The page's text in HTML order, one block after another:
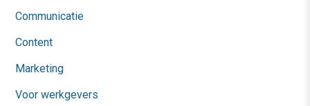
Communicatie
Content
Marketing
Voor werkgevers